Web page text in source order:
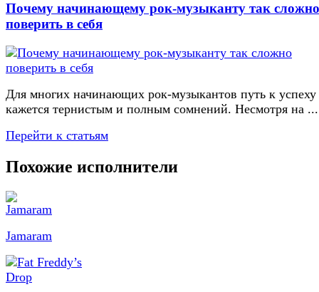
Почему начинающему рок-музыканту так сложно
поверить в себя
Для многих начинающих рок-музыкантов путь к успеху
кажется тернистым и полным сомнений. Несмотря на ...
Перейти к статьям
Похожие исполнители
Jamaram